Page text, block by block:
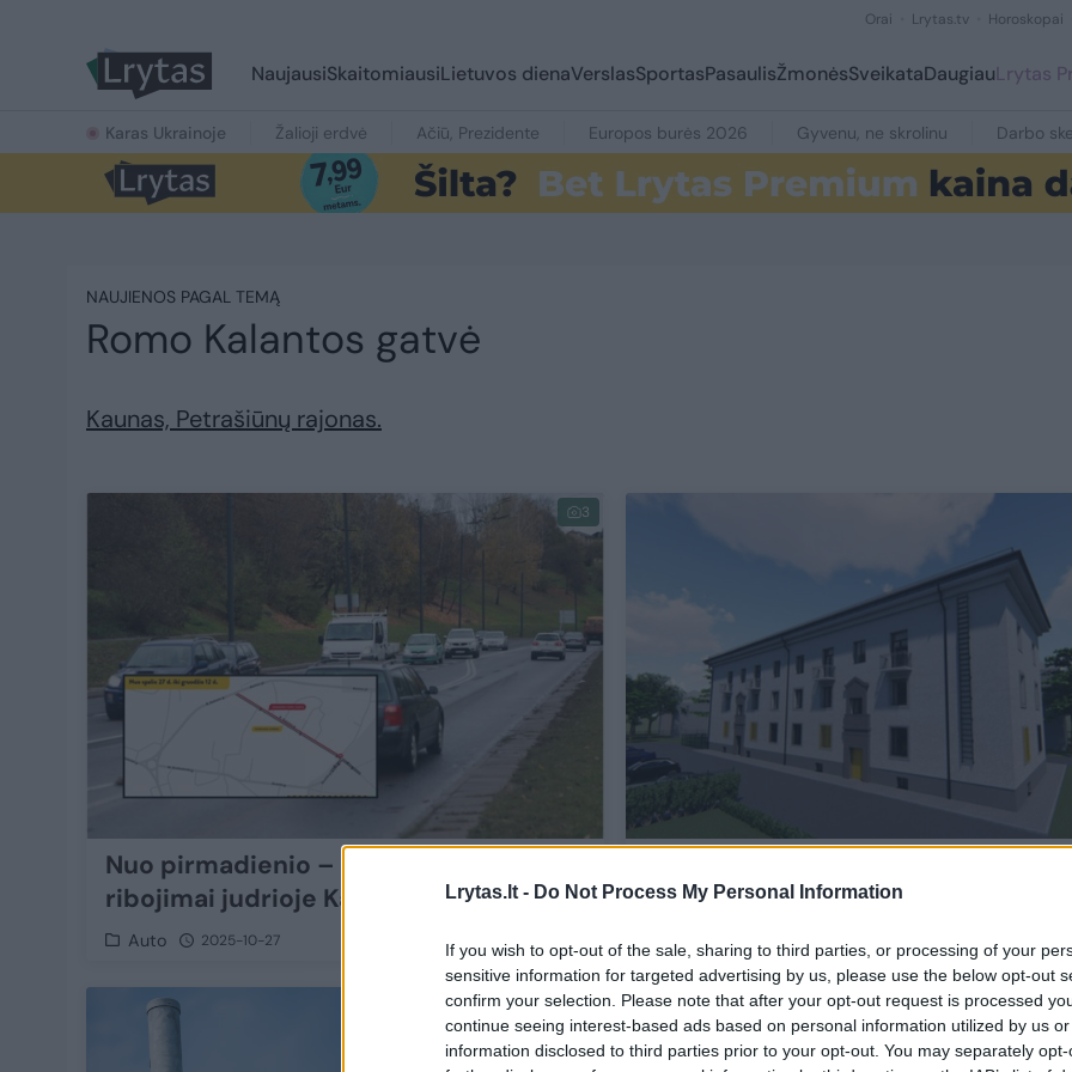
Lrytas.lt - Do Not Process My Personal Information
If you wish to opt-out of the sale, sharing to third parties, or processing of your
sensitive information for targeted advertising by us, please use the below opt-out
confirm your selection. Please note that after your opt-out request is processed
continue seeing interest-based ads based on personal information utilized by us
information disclosed to third parties prior to your opt-out. You may separately
Orai Lrytas.tv Horoskopai
NaujausiSkaitomiausiLietuvos dienaVerslasSportasPasaulisŽmonėsSveikataDaugiauLrytas
Karas Ukrainoje Žalioji erdvė Ačiū, Prezidente Europos burės 2026 Gyvenu, ne skrolinu Darbo
NAUJIENOS PAGAL TEMĄ
Romo Kalantos gatvė
Kaunas, Petrašiūnų rajonas.
3
Nuo pirmadienio – laikini eismo
ribojimai judrioje Kauno gatvėje
Auto 2025-10-27
šiandien – saugomi žmonių likimai
Būstas 2025-05-30
5